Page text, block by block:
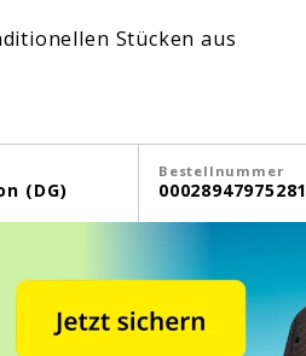
Stücken aus
(DG)
Bestellnummer
00028947975281